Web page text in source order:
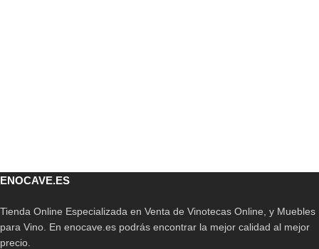
ENOCAVE.ES
Tienda Online Especializada en Venta de Vinotecas Online, y Muebles
para Vino. En enocave.es podrás encontrar la mejor calidad al mejor
precio.